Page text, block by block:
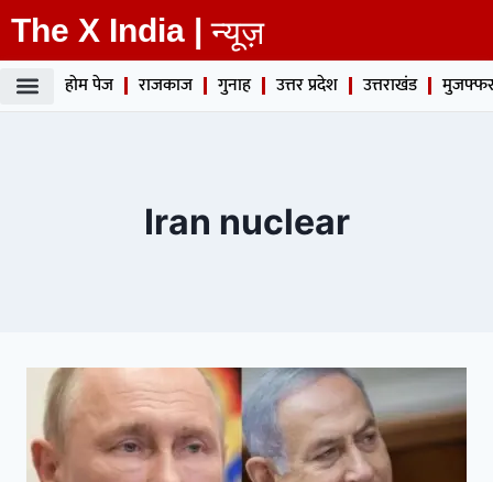
The X India | न्यूज़
होम पेज राजकाज गुनाह उत्तर प्रदेश उत्तराखंड
Iran nuclear